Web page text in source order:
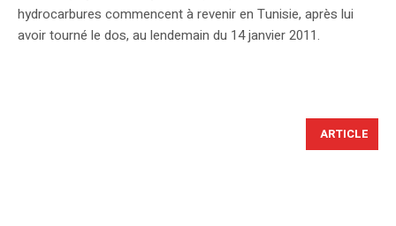
hydrocarbures commencent à revenir en Tunisie, après lui
avoir tourné le dos, au lendemain du 14 janvier 2011.
ARTICLE